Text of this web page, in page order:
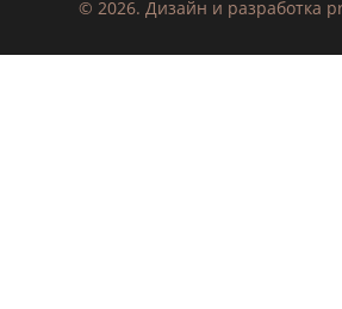
© 2026. Дизайн и разработка